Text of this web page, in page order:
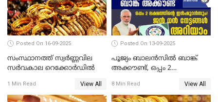
Posted On 16-09-2025
സംസ്ഥാനത്ത് സ്വര്‍ണ്ണവില
സർവകാല റെക്കോർഡിൽ
1 Min Read View All
Posted On 13-09-2025
പൂജ്യം ബാലൻസിൽ ബാങ്ക്
അക്കൗണ്ട്, ഒപ്പം 2
ജൻ ധൻ നേട്ടങ്ങൾ അറിയാം
8 Min Read View All